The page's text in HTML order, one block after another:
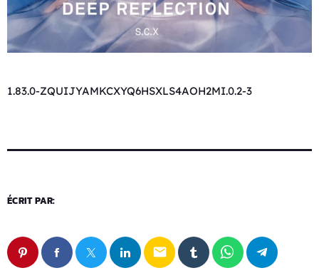
1.83.0-ZQUIJYAMKCXYQ6HSXLS4AOH2MI.0.2-3
ÉCRIT PAR:
email